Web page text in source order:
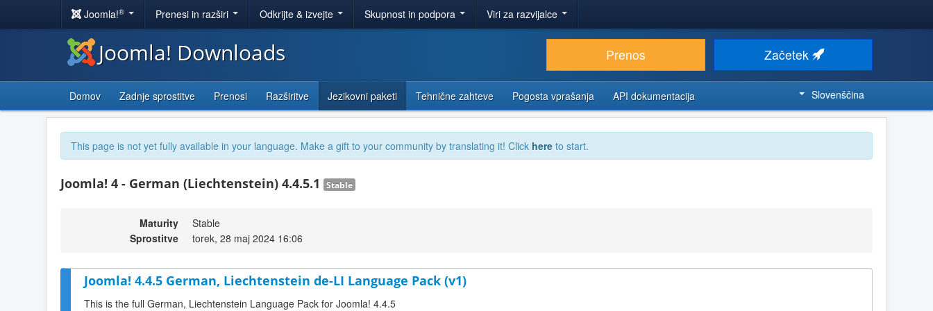
Joomla!® Prenesi in razširi Odkrijte & izvejte Skupnost in podpora Viri za razvijalce
Joomla! Downloads Prenos Začetek
Domov Zadnje sprostitve Prenosi Razširitve Jezikovni paketi Tehnične zahteve Pogosta vprašanja API dokumentacija Slovenščina
This page is not yet fully available in your language. Make a gift to your community by translating it! Click here to start.
Joomla! 4 - German (Liechtenstein) 4.4.5.1 Stable
Maturity
Stable
Sprostitve
torek, 28 maj 2024 16:06
Joomla! 4.4.5 German, Liechtenstein de-LI Language Pack (v1)
This is the full German, Liechtenstein Language Pack for Joomla! 4.4.5